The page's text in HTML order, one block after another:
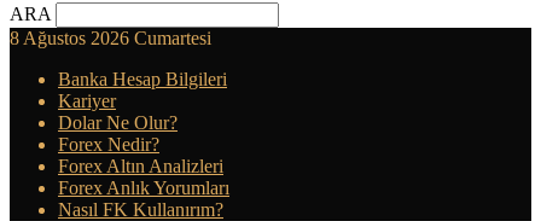
ARA
8 Ağustos 2026 Cumartesi
Banka Hesap Bilgileri
Kariyer
Dolar Ne Olur?
Forex Nedir?
Forex Altın Analizleri
Forex Anlık Yorumları
Nasıl FK Kullanırım?